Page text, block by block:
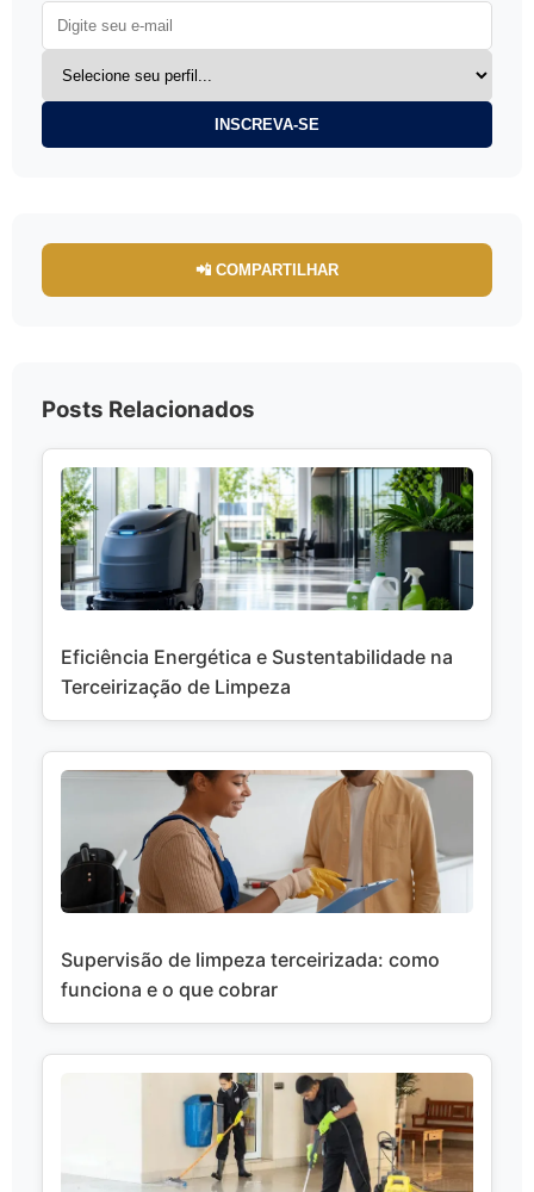
INSCREVA-SE
📲 COMPARTILHAR
Posts Relacionados
Eficiência Energética e Sustentabilidade na
Terceirização de Limpeza
Supervisão de limpeza terceirizada: como
funciona e o que cobrar